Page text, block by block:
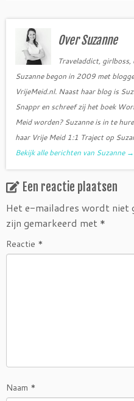
o e
r
Over Suzanne
Traveladdict,
Suzanne begon in 2009 met
VrijeMeid.nl. Naast haar blog is
Snappr en schreef zij het boek
Meid worden? Suzanne is in te
haar Vrije Meid 1:1 Traject op
Bekijk alle berichten van Suzanne →
Een reactie plaatsen
Het e-mailadres wordt niet
zijn gemarkeerd met *
Reactie *
Naam *